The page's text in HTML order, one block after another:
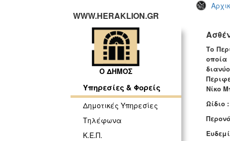
WWW.HERAKLION.GR
Ο ΔΗΜΟΣ
Υπηρεσίες & Φορείς
Δημοτικές Υπηρεσίες
Τηλέφωνα
Κ.Ε.Π.
Το
οποία
Νίκο
Ωίδιο